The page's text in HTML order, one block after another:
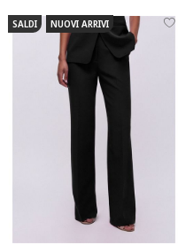
SALDI NUOVI ARRIVI